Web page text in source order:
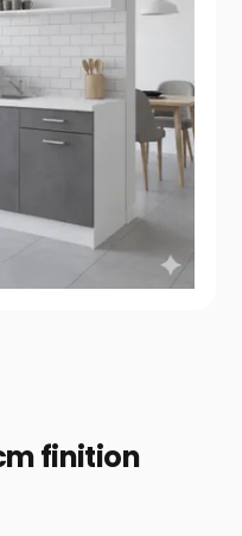
finition